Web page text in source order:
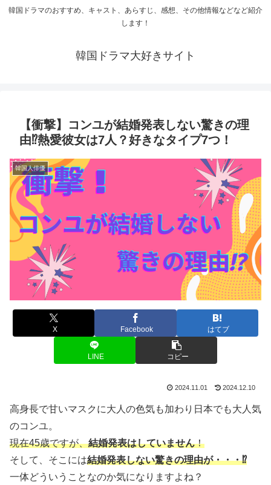
韓国ドラマのおすすめ、キャスト、あらすじ、感想、その他情報などなど紹介
します！
韓国ドラマ大好きサイト
【衝撃】コンユが結婚発表しない驚きの理
由⁉熱愛彼女は7人？好きなタイプ7つ！
韓国人俳優
X Facebook はてブ
LINE コピー
2024.11.01 2024.12.10
高身長で甘いマスクに大人の色気も加わり日本でも大人気
のコンユ。
現在45歳ですが、結婚発表はしていません！
そして、そこには結婚発表しない驚きの理由が・・・⁉
一体どういうことなのか気になりますよね？